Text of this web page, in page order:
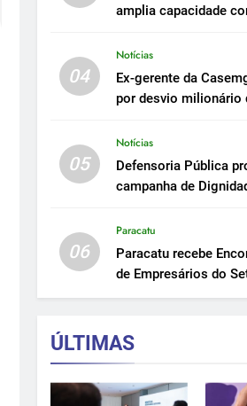
amplia capacidade
04
Notícias
Ex-gerente da
por desvio milionário
05
Notícias
Defensoria Pública
campanha de
06
Paracatu
Paracatu recebe
de Empresários do
ÚLTIMAS